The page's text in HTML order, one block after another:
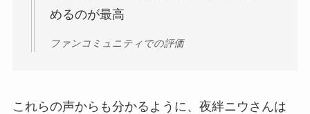
めるのが最高
ファンコミュニティでの評価
これらの声からも分かるように、夜絆ニウさんは